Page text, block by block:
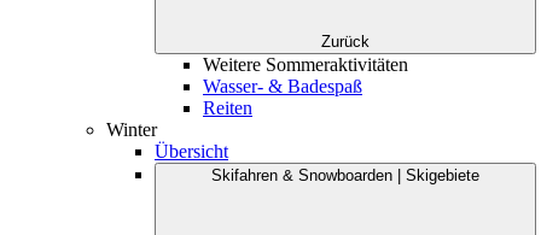
Zurück
Weitere Sommeraktivitäten
Wasser- & Badespaß
Reiten
Winter
Übersicht
Skifahren & Snowboarden | Skigebiete